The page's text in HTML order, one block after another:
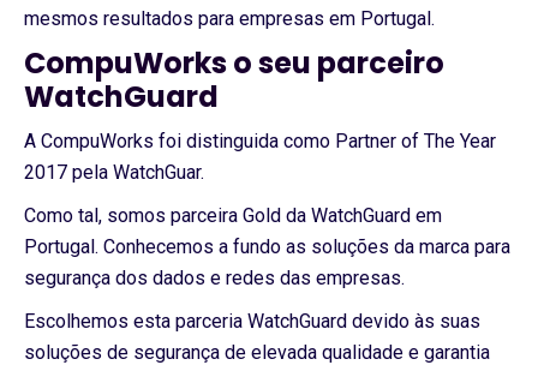
mesmos resultados para empresas em Portugal.
CompuWorks o seu parceiro
WatchGuard
A CompuWorks foi distinguida como Partner of The Year
2017 pela WatchGuar.
Como tal, somos parceira Gold da WatchGuard em
Portugal. Conhecemos a fundo as soluções da marca para
segurança dos dados e redes das empresas.
Escolhemos esta parceria WatchGuard devido às suas
soluções de segurança de elevada qualidade e garantia